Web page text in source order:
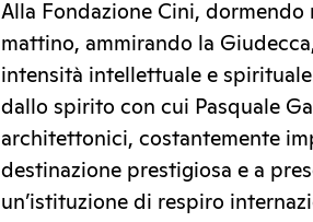
Alla Fondazione Cini,
mattino, ammirando la
intensità intellettuale e
dallo spirito con cui Pasquale
architettonici, costantemente
destinazione prestigiosa e a
un’istituzione di respiro